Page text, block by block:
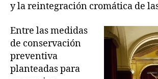
y la reintegración cromática de
Entre las medidas
de conservación
preventiva
planteadas para